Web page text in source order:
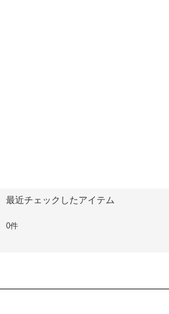
最近チェックしたアイテム
0件